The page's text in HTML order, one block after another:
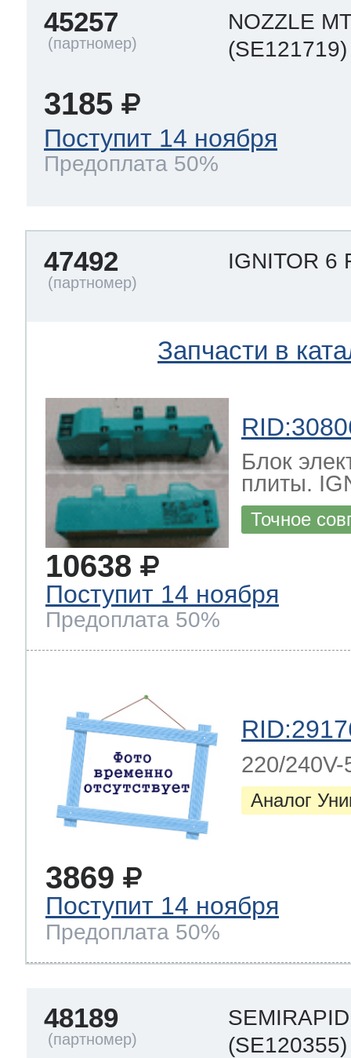
45257
NOZZLE
(SE121719)
3185
Поступит 14 ноября
Предоплата 50%
47492 IGNITOR 6
Запчасти в
Блок
плиты.
Точное
10638
Поступит 14 ноября
Предоплата 50%
220/
Аналог
3869
Поступит 14 ноября
Предоплата 50%
48189
(SE120355)